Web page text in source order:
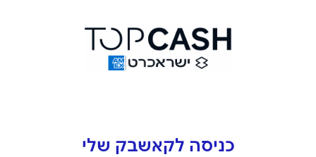
כניסה לקאשבק שלי